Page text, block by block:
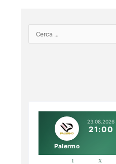
23.08.2026
21:00
Palermo
1 X